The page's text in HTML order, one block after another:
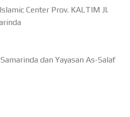
Center Prov. KALTIM Jl.
dan Yayasan As-Salaf